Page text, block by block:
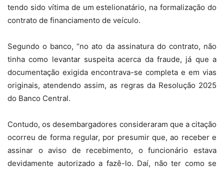
tendo sido vítima de um estelionatário, na formalização do
contrato de financiamento de veículo.
Segundo o banco, “no ato da assinatura do contrato, não
tinha como levantar suspeita acerca da fraude, já que a
documentação exigida encontrava-se completa e em vias
originais, atendendo assim, as regras da Resolução 2025
do Banco Central.
Contudo, os desembargadores consideraram que a citação
ocorreu de forma regular, por presumir que, ao receber e
assinar o aviso de recebimento, o funcionário estava
devidamente autorizado a fazê-lo. Daí, não ter como se